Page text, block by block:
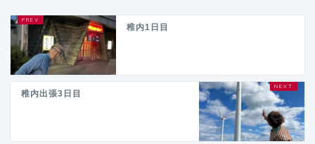
稚内1日目
稚内出張3日目